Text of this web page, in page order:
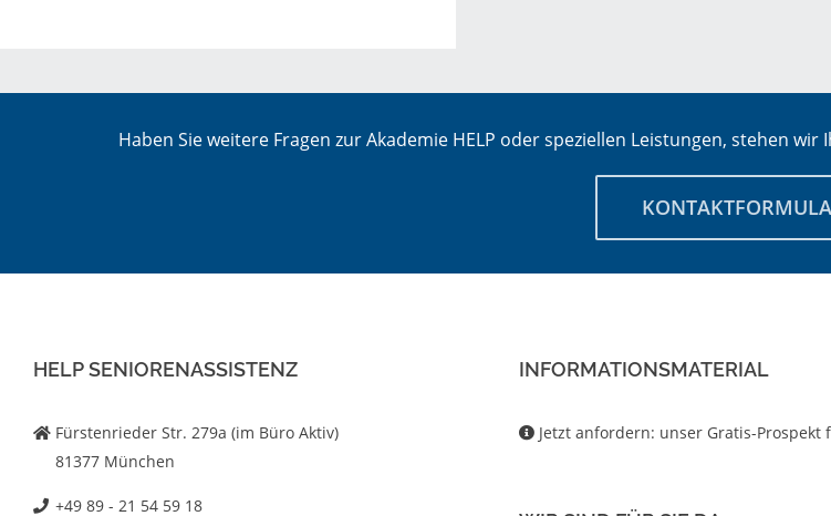
Haben Sie weitere Fragen zur Akademie HELP oder speziellen Leistungen, stehen
HELP SENIORENASSISTENZ
Fürstenrieder Str. 279a (im Büro Aktiv)
81377 München
+49 89 - 21 54 59 18
INFORMATIONSMATERIAL
Jetzt anfordern: unser Gratis-Prospekt